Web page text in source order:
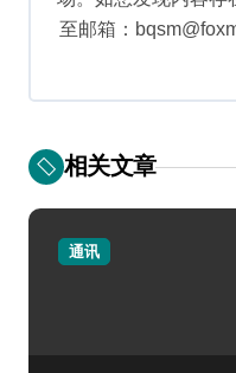
至邮箱：
相关文章
通讯